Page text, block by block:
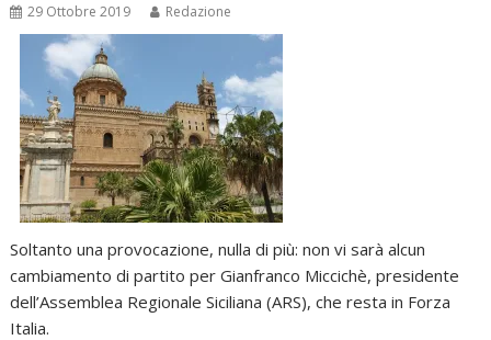
29 Ottobre 2019 Redazione
Soltanto una provocazione, nulla di più: non vi sarà alcun
cambiamento di partito per Gianfranco Miccichè, presidente
dell’Assemblea Regionale Siciliana (ARS), che resta in Forza
Italia.